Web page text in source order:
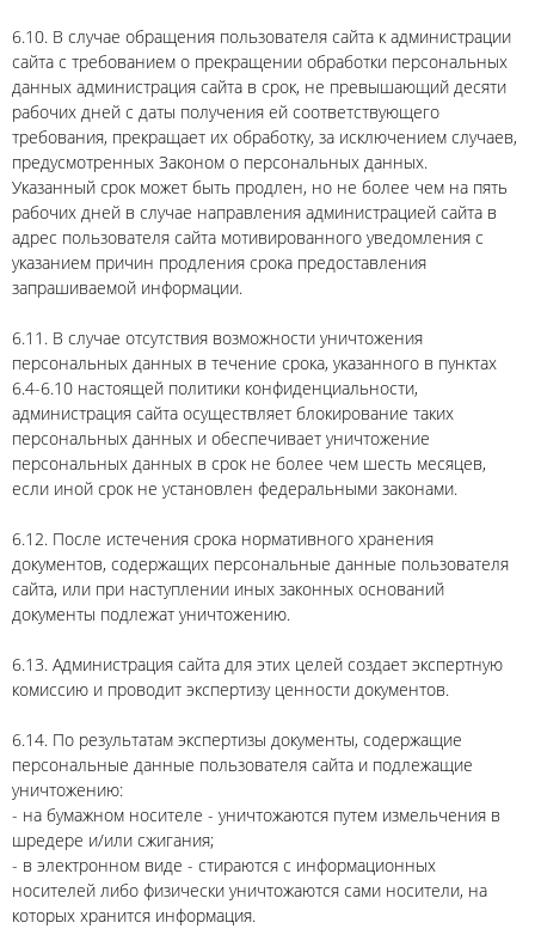
6.10. В случае обращения пользователя сайта к администрации
сайта с требованием о прекращении обработки персональных
данных администрация сайта в срок, не превышающий десяти
рабочих дней с даты получения ей соответствующего
требования, прекращает их обработку, за исключением случаев,
предусмотренных Законом о персональных данных.
Указанный срок может быть продлен, но не более чем на пять
рабочих дней в случае направления администрацией сайта в
адрес пользователя сайта мотивированного уведомления с
указанием причин продления срока предоставления
запрашиваемой информации.
6.11. В случае отсутствия возможности уничтожения
персональных данных в течение срока, указанного в пунктах
6.4-6.10 настоящей политики конфиденциальности,
администрация сайта осуществляет блокирование таких
персональных данных и обеспечивает уничтожение
персональных данных в срок не более чем шесть месяцев,
если иной срок не установлен федеральными законами.
6.12. После истечения срока нормативного хранения
документов, содержащих персональные данные пользователя
сайта, или при наступлении иных законных оснований
документы подлежат уничтожению.
6.13. Администрация сайта для этих целей создает экспертную
комиссию и проводит экспертизу ценности документов.
6.14. По результатам экспертизы документы, содержащие
персональные данные пользователя сайта и подлежащие
уничтожению:
- на бумажном носителе - уничтожаются путем измельчения в
шредере и/или сжигания;
- в электронном виде - стираются с информационных
носителей либо физически уничтожаются сами носители, на
которых хранится информация.